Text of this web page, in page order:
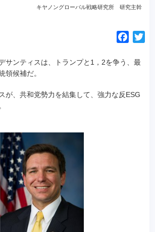
キヤノングローバル戦略研究所 研究主幹
o
サンティスは、トランプと1，2を争う、最
領候補だ。
が、共和党勢力を結集して、強力な反ESG